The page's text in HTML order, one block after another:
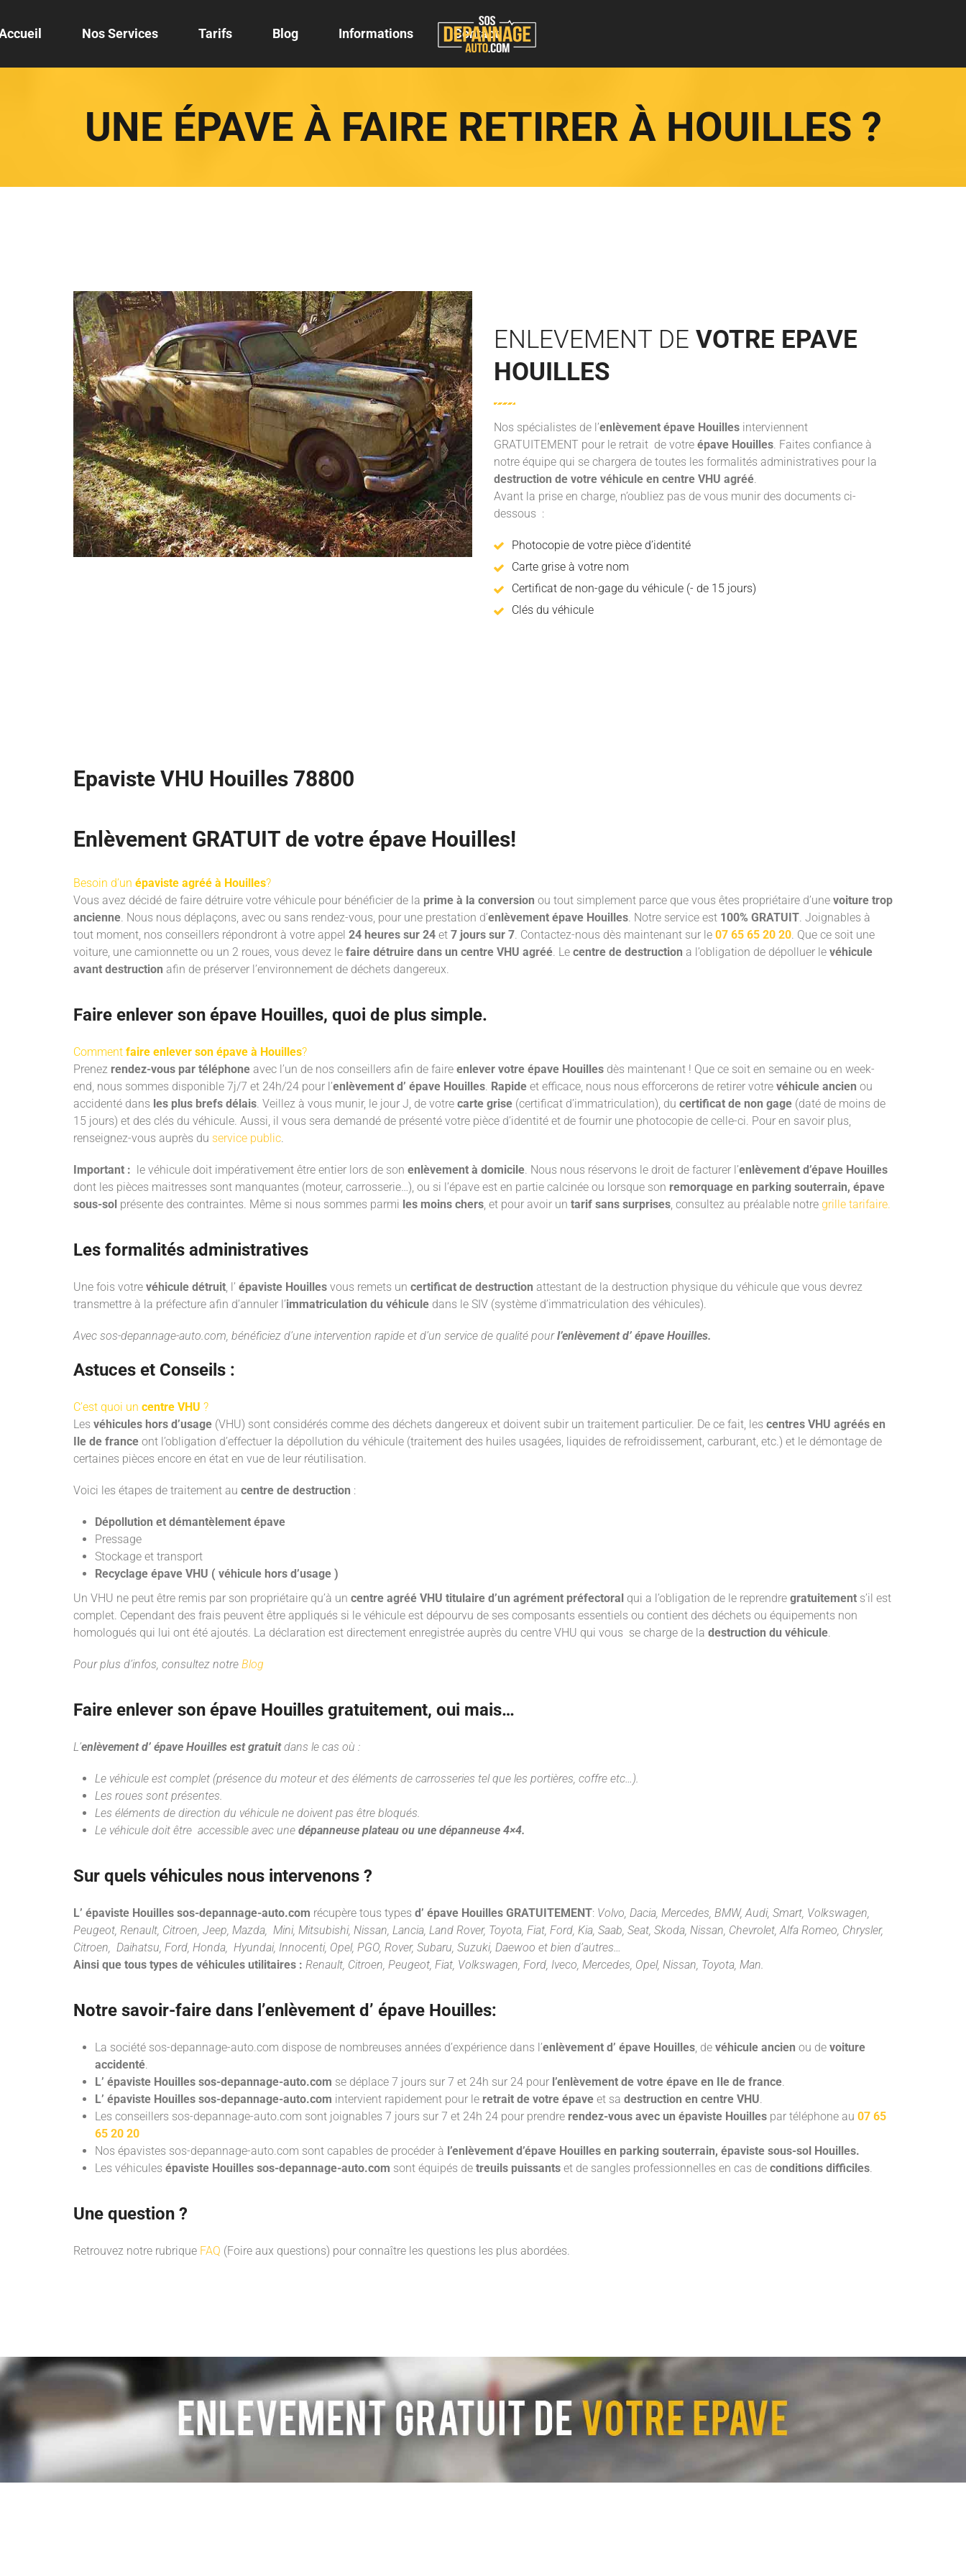
Nos Services Tarifs Blog Informations Contact
UNE ÉPAVE À FAIRE RETIRER À HOUILLES ?
ENLEVEMENT DE VOTRE EPAVE
HOUILLES
Nos spécialistes de l’enlèvement épave Houilles interviennent
GRATUITEMENT pour le retrait de votre épave Houilles. Faites confiance à
notre équipe qui se chargera de toutes les formalités administratives pour la
destruction de votre véhicule en centre VHU agréé.
Avant la prise en charge, n’oubliez pas de vous munir des documents ci-
dessous :
Photocopie de votre pièce d’identité
Carte grise à votre nom
Certificat de non-gage du véhicule (- de 15 jours)
Clés du véhicule
Epaviste VHU Houilles 78800
Enlèvement GRATUIT de votre épave Houilles!
Besoin d’un épaviste agréé à Houilles?
Vous avez décidé de faire détruire votre véhicule pour bénéficier de la prime à la conversion ou tout simplement parce que vous êtes propriétaire d’une voiture trop
ancienne. Nous nous déplaçons, avec ou sans rendez-vous, pour une prestation d’enlèvement épave Houilles. Notre service est 100% GRATUIT. Joignables à
tout moment, nos conseillers répondront à votre appel 24 heures sur 24 et 7 jours sur 7. Contactez-nous dès maintenant sur le 07 65 65 20 20. Que ce soit une
voiture, une camionnette ou un 2 roues, vous devez le faire détruire dans un centre VHU agréé. Le centre de destruction a l’obligation de dépolluer le véhicule
avant destruction afin de préserver l’environnement de déchets dangereux.
Faire enlever son épave Houilles, quoi de plus simple.
Comment faire enlever son épave à Houilles?
Prenez rendez-vous par téléphone avec l’un de nos conseillers afin de faire enlever votre épave Houilles dès maintenant ! Que ce soit en semaine ou en week-
end, nous sommes disponible 7j/7 et 24h/24 pour l’enlèvement d’ épave Houilles. Rapide et efficace, nous nous efforcerons de retirer votre véhicule ancien ou
accidenté dans les plus brefs délais. Veillez à vous munir, le jour J, de votre carte grise (certificat d’immatriculation), du certificat de non gage (daté de moins de
15 jours) et des clés du véhicule. Aussi, il vous sera demandé de présenté votre pièce d’identité et de fournir une photocopie de celle-ci. Pour en savoir plus,
renseignez-vous auprès du service public.
Important : le véhicule doit impérativement être entier lors de son enlèvement à domicile. Nous nous réservons le droit de facturer l’enlèvement d’épave Houilles
dont les pièces maitresses sont manquantes (moteur, carrosserie…), ou si l’épave est en partie calcinée ou lorsque son remorquage en parking souterrain, épave
sous-sol présente des contraintes. Même si nous sommes parmi les moins chers, et pour avoir un tarif sans surprises, consultez au préalable notre grille tarifaire.
Les formalités administratives
Une fois votre véhicule détruit, l’ épaviste Houilles vous remets un certificat de destruction attestant de la destruction physique du véhicule que vous devrez
transmettre à la préfecture afin d’annuler l’immatriculation du véhicule dans le SIV (système d’immatriculation des véhicules).
Avec sos-depannage-auto.com, bénéficiez d’une intervention rapide et d’un service de qualité pourl’enlèvement d’ épave Houilles.
Astuces et Conseils :
C’est quoi un centre VHU ?
Les véhicules hors d’usage (VHU) sont considérés comme des déchets dangereux et doivent subir un traitement particulier. De ce fait, les centres VHU agréés en
Ile de france ont l’obligation d’effectuer la dépollution du véhicule (traitement des huiles usagées, liquides de refroidissement, carburant, etc.) et le démontage de
certaines pièces encore en état en vue de leur réutilisation.
Voici les étapes de traitement au centre de destruction :
Dépollution et démantèlement épave
Pressage
Stockage et transport
Recyclage épave VHU ( véhicule hors d’usage )
Un VHU ne peut être remis par son propriétaire qu’à un centre agréé VHU titulaire d’un agrément préfectoral qui a l’obligation de le reprendre gratuitement s’il est
complet. Cependant des frais peuvent être appliqués si le véhicule est dépourvu de ses composants essentiels ou contient des déchets ou équipements non
homologués qui lui ont été ajoutés. La déclaration est directement enregistrée auprès du centre VHU qui vous se charge de la destruction du véhicule.
Pour plus d’infos, consultez notre Blog
Faire enlever son épave Houilles gratuitement, oui mais…
L’enlèvement d’ épave Houilles est gratuitdans le cas où :
Le véhicule est complet (présence du moteur et des éléments de carrosseries tel que les portières, coffre etc…).
Les roues sont présentes.
Les éléments de direction du véhicule ne doivent pas être bloqués.
Le véhicule doit être accessible avec une dépanneuse plateau ou une dépanneuse 4×4.
Sur quels véhicules nous intervenons ?
L’ épaviste Houilles sos-depannage-auto.com récupère tous types d’ épave Houilles GRATUITEMENT: Volvo, Dacia, Mercedes, BMW, Audi, Smart, Volkswagen,
Peugeot, Renault, Citroen, Jeep, Mazda, Mini, Mitsubishi, Nissan, Lancia, Land Rover, Toyota, Fiat, Ford, Kia, Saab, Seat, Skoda, Nissan, Chevrolet, Alfa Romeo, Chrysler,
Citroen, Daihatsu, Ford, Honda, Hyundai, Innocenti, Opel, PGO, Rover, Subaru, Suzuki, Daewoo et bien d’autres…
Ainsi que tous types de véhicules utilitaires : Renault, Citroen, Peugeot, Fiat, Volkswagen, Ford, Iveco, Mercedes, Opel, Nissan, Toyota, Man.
Notre savoir-faire dans l’enlèvement d’ épave Houilles:
La société sos-depannage-auto.com dispose de nombreuses années d’expérience dans l’enlèvement d’ épave Houilles, de véhicule ancien ou de voiture
accidenté.
L’ épaviste Houilles sos-depannage-auto.com se déplace 7 jours sur 7 et 24h sur 24 pour l’enlèvement de votre épave en Ile de france.
L’ épaviste Houilles sos-depannage-auto.com intervient rapidement pour le retrait de votre épave et sa destruction en centre VHU.
Les conseillers sos-depannage-auto.com sont joignables 7 jours sur 7 et 24h 24 pour prendre rendez-vous avec un épaviste Houilles par téléphone au 07 65
65 20 20
Nos épavistes sos-depannage-auto.com sont capables de procéder à l’enlèvement d’épave Houilles en parking souterrain, épaviste sous-sol Houilles.
Les véhicules épaviste Houilles sos-depannage-auto.com sont équipés de treuils puissants et de sangles professionnelles en cas de conditions difficiles.
Une question ?
Retrouvez notre rubrique FAQ (Foire aux questions) pour connaître les questions les plus abordées.